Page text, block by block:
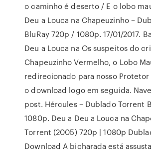
o caminho é deserto / E o lobo
Deu a Louca na Chapeuzinho –
BluRay 720p / 1080p. 17/01/2017.
Deu a Louca na Os suspeitos do
Chapeuzinho Vermelho, o Lobo
redirecionado para nosso
o download logo em seguida.
post. Hércules – Dublado Torrent
1080p. Deu a Deu a Louca na
Torrent (2005) 720p | 1080p
Download A bicharada está